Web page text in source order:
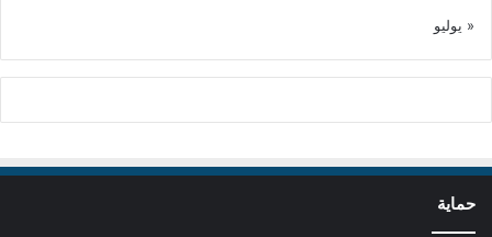
« يوليو
حماية